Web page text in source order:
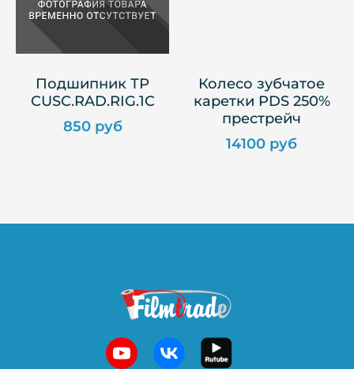
Подшипник ТР
CUSC.RAD.RIG.1C
850 руб
Колесо зубчатое
каретки PDS 250%
престрейч
14100 руб